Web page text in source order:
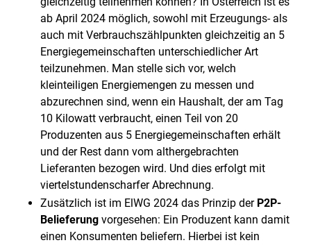
ab April 2024 möglich, sowohl mit Erzeugungs- als
auch mit Verbrauchszählpunkten gleichzeitig an 5
Energiegemeinschaften unterschiedlicher Art
teilzunehmen. Man stelle sich vor, welch
kleinteiligen Energiemengen zu messen und
abzurechnen sind, wenn ein Haushalt, der am Tag
10 Kilowatt verbraucht, einen Teil von 20
Produzenten aus 5 Energiegemeinschaften erhält
und der Rest dann vom althergebrachten
Lieferanten bezogen wird. Und dies erfolgt mit
viertelstundenscharfer Abrechnung.
Zusätzlich ist im ElWG 2024 das Prinzip der P2P-
Belieferungvorgesehen: Ein Produzent kann damit
einen Konsumenten beliefern. Hierbei ist kein